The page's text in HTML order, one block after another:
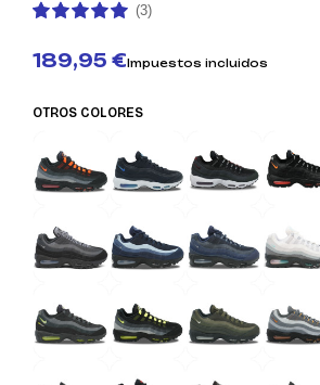
(3)
189,95 €Impuestos incluidos
OTROS COLORES